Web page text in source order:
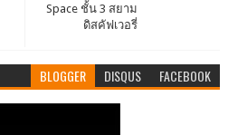
Space ชั้น 3 สยาม
ดิสคัฟเวอรี่
BLOGGER DISQUS FACEBOOK